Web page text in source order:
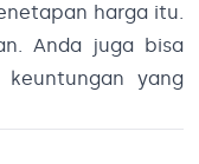
harga itu.
Anda juga bisa
yang